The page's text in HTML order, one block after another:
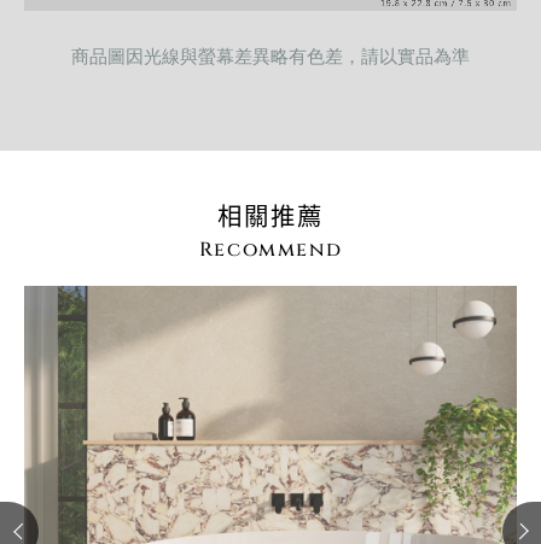
商品圖因光線與螢幕差異略有色差，請以實品為準
相關推薦
Recommend